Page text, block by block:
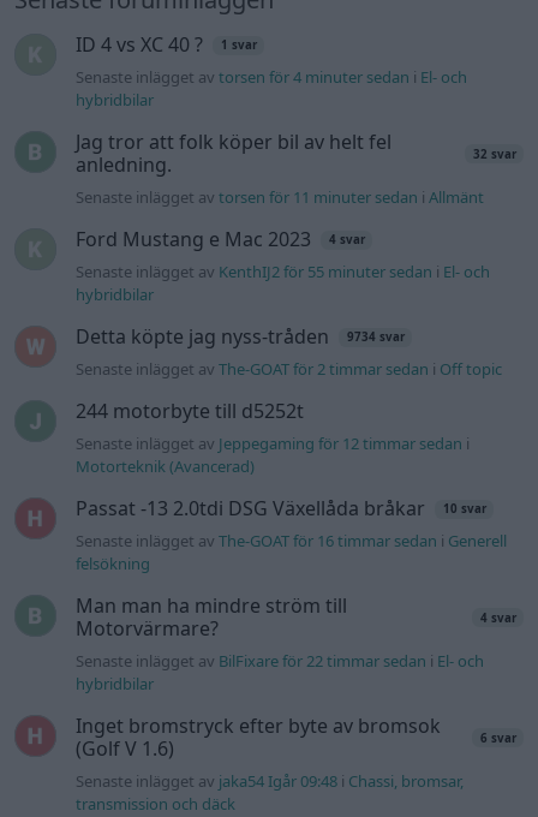
innan 3 år och 5.000 mil, enligt min mening.
Dom "riktiga" Mini/Hundkojorna, BMC, höll högre
kvalitet, i alla fall på motorerna - har själv ägt 4 st
BMC-kojor.
ID 4 vs XC 40 ? 1 svar
Senaste inlägget avtorsen för 4 minuter sedan i El- och
hybridbilar
Jag tror att folk köper bil av helt fel
anledning.
32 svar
Senaste inlägget avtorsen för 11 minuter sedan iAllmänt
Ford Mustang e Mac 2023 4 svar
Senaste inlägget av KenthIJ2 för 55 minuter sedan i El- och
hybridbilar
Detta köpte jag nyss-tråden 9734 svar
Senaste inlägget avThe-GOAT för 2 timmar sedan i Off topic
244 motorbyte till d5252t
Senaste inlägget av Jeppegaming för 12 timmar sedan i
Motorteknik (Avancerad)
Passat -13 2.0tdi DSG Växellåda bråkar 10 svar
Senaste inlägget avThe-GOAT för 16 timmar sedan i Generell
felsökning
Man man ha mindre ström till
Motorvärmare?
4 svar
Senaste inlägget av BilFixare för 22 timmar sedan i El- och
hybridbilar
Inget bromstryck efter byte av bromsok
(Golf V 1.6)
6 svar
Senaste inlägget av jaka54 Igår 09:48 i Chassi, bromsar,
transmission och däck